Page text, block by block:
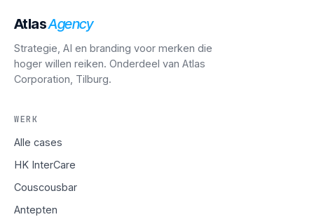
AtlasAgency
Strategie, AI en branding voor merken die
hoger willen reiken. Onderdeel van Atlas
Corporation, Tilburg.
WERK
Alle cases
HK InterCare
Couscousbar
Antepten